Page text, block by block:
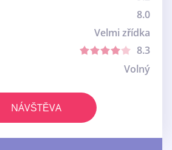
8.0
Velmi zřídka
8.3
Volný
NÁVŠTĚVA